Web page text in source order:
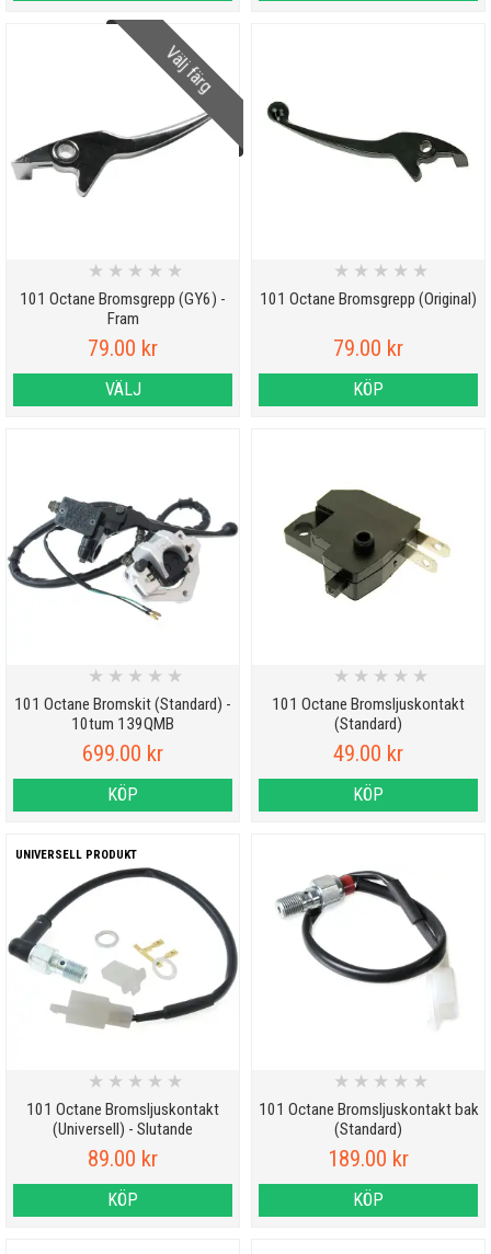
Välj färg
101 Octane Bromsgrepp (GY6) -
Fram
★ ★ ★ ★ ★
79.00 kr
VÄLJ
101 Octane Bromsgrepp (Original)
★ ★ ★ ★ ★
79.00 kr
KÖP
101 Octane Bromskit (Standard) -
10tum 139QMB
★ ★ ★ ★ ★
699.00 kr
KÖP
101 Octane Bromsljuskontakt
(Standard)
★ ★ ★ ★ ★
49.00 kr
KÖP
UNIVERSELL PRODUKT
101 Octane Bromsljuskontakt
(Universell) - Slutande
★ ★ ★ ★ ★
89.00 kr
KÖP
101 Octane Bromsljuskontakt bak
(Standard)
★ ★ ★ ★ ★
189.00 kr
KÖP